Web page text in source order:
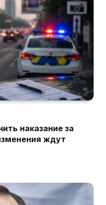
наказание за
ждут